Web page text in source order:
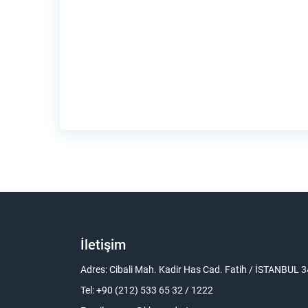
İletişim
Adres: Cibali Mah. Kadir Has Cad. Fatih / İSTANBUL
Tel: +90 (212) 533 65 32 / 1222